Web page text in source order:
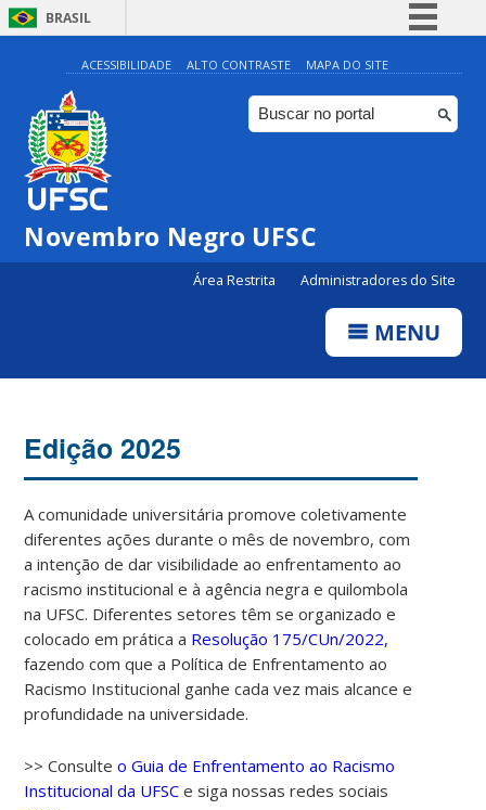
BRASIL
Simplifique!
Comunica BR
Participe
ACESSIBILIDADE ALTO CONTRASTE MAPA DO SITE
Novembro Negro UFSC
Área Restrita Administradores do Site
MENU
Edição 2025
A comunidade universitária promove coletivamente
diferentes ações durante o mês de novembro, com
a intenção de dar visibilidade ao enfrentamento ao
racismo institucional e à agência negra e quilombola
na UFSC. Diferentes setores têm se organizado e
colocado em prática a Resolução 175/CUn/2022,
fazendo com que a Política de Enfrentamento ao
Racismo Institucional ganhe cada vez mais alcance e
profundidade na universidade.
>> Consulteo Guia de Enfrentamento ao Racismo
Institucional da UFSC e siga nossas redes sociais